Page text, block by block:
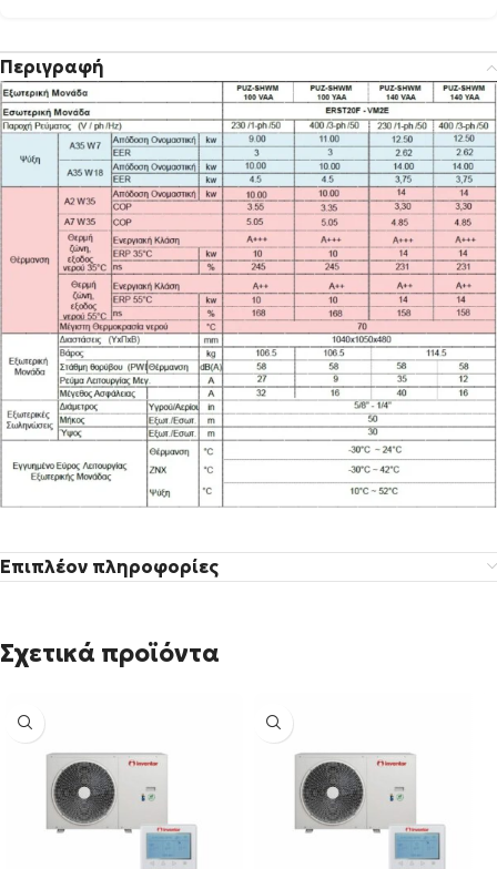
Περιγραφή
Επιπλέον πληροφορίες
Σχετικά προϊόντα